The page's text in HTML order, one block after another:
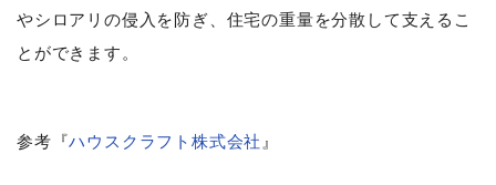
やシロアリの侵入を防ぎ、住宅の重量を分散して支えるこ
とができます。
参考『ハウスクラフト株式会社 』